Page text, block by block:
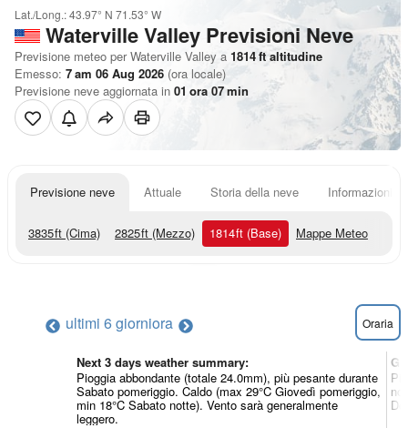
Lat./Long.:43.97° N 71.53° W
Waterville Valley Previsioni Neve
Previsione meteo per Waterville Valley a 1814ftaltitudine
Emesso: 7 am 06 Aug 2026 (ora locale)
Previsione neve aggiornata in 01 ora 07min
Previsione neve Attuale Storia della neve Informazioni
3835ft (Cima) 2825ft (Mezzo) 1814ft (Base) Mappe Meteo
ultimi 6 giorniora Oraria
Next 3 days weather summary:
Pioggia abbondante (totale 24.0mm), più pesante durante
Sabato pomeriggio. Caldo (max 29°C Giovedì pomeriggio,
min 18°C Sabato notte). Vento sarà generalmente
leggero.